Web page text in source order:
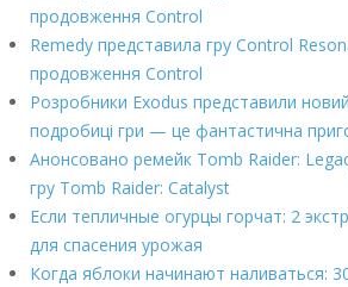
продовження Control
Remedy представила гру Control
продовження Control
Розробники Exodus представили
подробиці гри — це фантастична
Анонсовано ремейк Tomb Raider:
гру Tomb Raider: Catalyst
Если тепличные огурцы горчат: 2
для спасения урожая
Когда яблоки начинают наливаться: